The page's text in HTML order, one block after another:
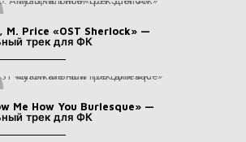
M. Price «OST Sherlock» —
трек для ФК
Me How You Burlesque» —
трек для ФК